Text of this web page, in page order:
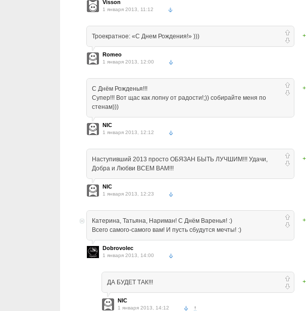
Visson
1 января 2013, 11:12
Троекратное: «С Днем Рождения!» )))
Romeo
1 января 2013, 12:00
С Днём Рожденья!!!
Супер!!! Вот щас как лопну от радости!;)) собирайте меня по
стенам)))
NIC
1 января 2013, 12:12
Наступивший 2013 просто ОБЯЗАН БЫТЬ ЛУЧШИМ!!! Удачи,
Добра и Любви ВСЕМ ВАМ!!!
NIC
1 января 2013, 12:23
Катерина, Татьяна, Нариман! С Днём Варенья! :)
Всего самого-самого вам! И пусть сбудутся мечты! :)
Dobrovolec
1 января 2013, 14:00
ДА БУДЕТ ТАК!!!
NIC
1 января 2013, 14:12 ↑